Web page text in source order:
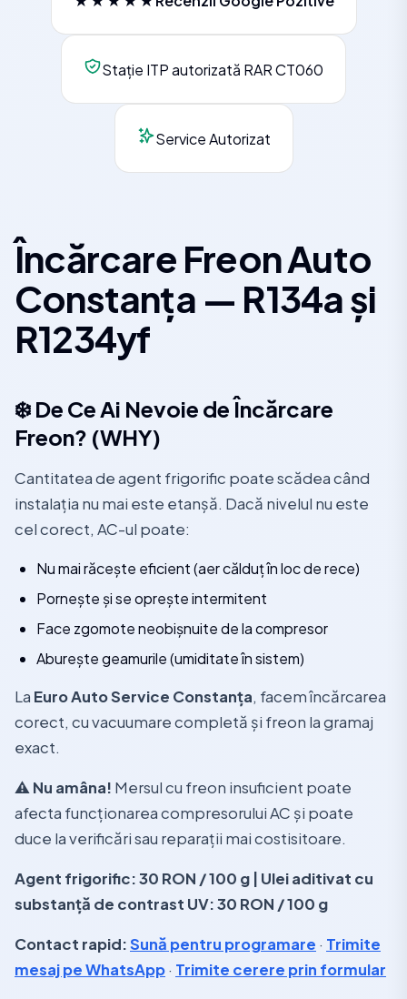
Stație ITP autorizată RAR CT060
Service Autorizat
Încărcare Freon Auto
Constanța — R134a și
R1234yf
❄️ De Ce Ai Nevoie de Încărcare
Freon? (WHY)
Cantitatea de agent frigorific poate scădea când
instalația nu mai este etanșă. Dacă nivelul nu este
cel corect, AC-ul poate:
Nu mai răcește eficient (aer călduț în loc de rece)
Pornește și se oprește intermitent
Face zgomote neobișnuite de la compresor
Aburește geamurile (umiditate în sistem)
La Euro Auto Service Constanța, facem încărcarea
corect, cu vacuumare completă și freon la gramaj
exact.
⚠️ Nu amâna! Mersul cu freon insuficient poate
afecta funcționarea compresorului AC și poate
duce la verificări sau reparații mai costisitoare.
Agent frigorific: 30 RON / 100 g | Ulei aditivat cu
substanță de contrast UV: 30 RON / 100 g
Contact rapid:Sună pentru programare · Trimite
mesaj pe WhatsApp· Trimite cerere prin formular